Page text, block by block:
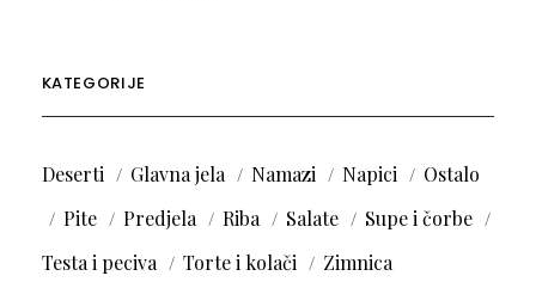
KATEGORIJE
Deserti Glavna jela Namazi Napici
Ostalo
Pite
Predjela Riba Salate
Supe i čorbe
Testa i peciva
Torte i kolači Zimnica